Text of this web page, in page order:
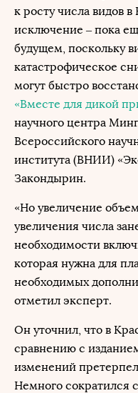
к росту числа видов
исключение – пока
будущем, поскольку
катастрофическое
могут быстро
«Вместе для дикой
научного центра
Всероссийского
института (ВНИИ)
Закондырин.
«Но увеличение
увеличения числа
необходимости
которая нужна для
необходимых
отметил эксперт.
Он уточнил, что в
сравнению с
изменений
Немного сократился